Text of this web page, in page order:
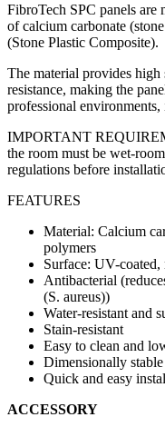
FibroTech SPC panels are
of calcium carbonate
(Stone Plastic Composite).
The material provides
resistance, making the
professional
IMPORTANT
the room must be wet-
regulations before
FEATURES
Material: Calcium
polymers
Surface: UV-
Antibacterial
(S. aureus))
Water-resistant and
Stain-resistant
Easy to clean and
Dimensionally
Quick and easy
ACCESSORY